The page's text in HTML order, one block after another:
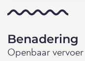
Benadering
Openbaar vervoer